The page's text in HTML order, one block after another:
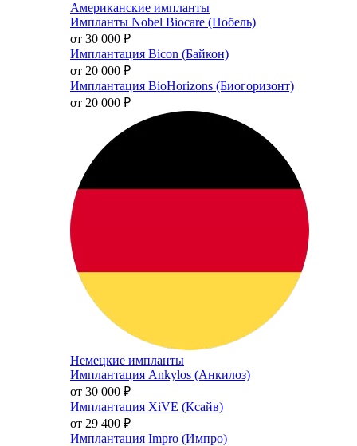
Американские импланты
Импланты Nobel Biocare (Нобель)
от 30 000 ₽
Имплантация Bicon (Байкон)
от 20 000 ₽
Имплантация BioHorizons (Биогоризонт)
от 20 000 ₽
Немецкие импланты
Имплантация Ankylos (Анкилоз)
от 30 000 ₽
Имплантация XiVE (Ксайв)
от 29 400 ₽
Имплантация Impro (Импро)